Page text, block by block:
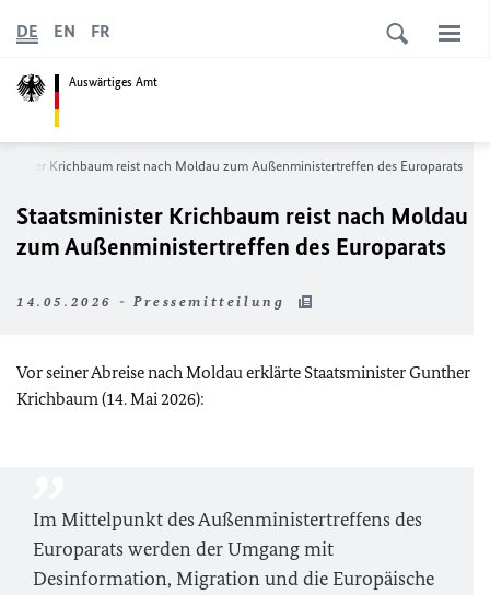
Auswärtiges Amt
DE EN FR
Krichbaum reist nach Moldau zum Außenministertreffen des Europarats
Staatsminister Krichbaum reist nach Moldau
zum Außenministertreffen des Europarats
14.05.2026 - Pressemitteilung
Vor seiner Abreise nach Moldau erklärte Staatsminister Gunther
Krichbaum (14. Mai 2026):
Im Mittelpunkt des Außenministertreffens des
Europarats werden der Umgang mit
Desinformation, Migration und die Europäische